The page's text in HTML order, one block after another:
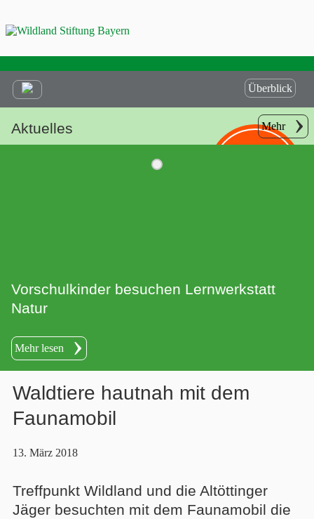
Überblick
Aktuelles Mehr
Vorschulkinder besuchen Lernwerkstatt
Natur
Mehr lesen
Waldtiere hautnah mit dem
Faunamobil
13. März 2018
Treffpunkt Wildland und die Altöttinger
Jäger besuchten mit dem Faunamobil die